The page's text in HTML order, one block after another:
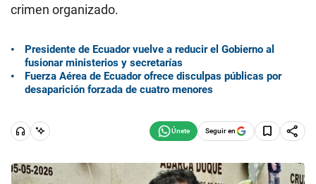
crimen organizado.
Presidente de Ecuador vuelve a reducir el Gobierno al
fusionar ministerios y secretarías
Fuerza Aérea de Ecuador ofrece disculpas públicas por
desaparición forzada de cuatro menores
Seguir en